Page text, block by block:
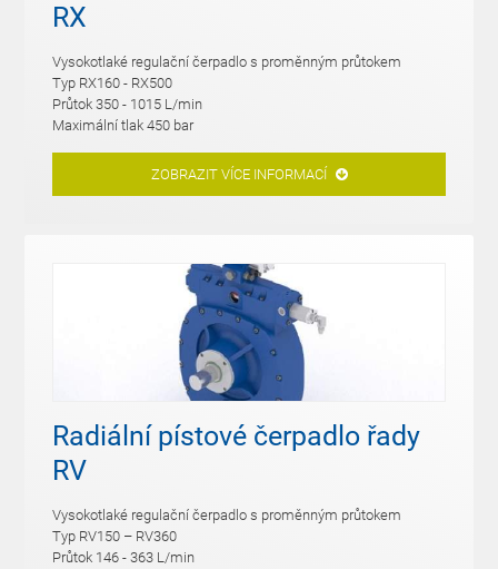
RX
Vysokotlaké regulační čerpadlo s proměnným průtokem
Typ RX160 - RX500
Průtok 350 - 1015 L/min
Maximální tlak 450 bar
ZOBRAZIT VÍCE INFORMACÍ
Radiální pístové čerpadlo řady
RV
Vysokotlaké regulační čerpadlo s proměnným průtokem
Typ RV150 – RV360
Průtok 146 - 363 L/min